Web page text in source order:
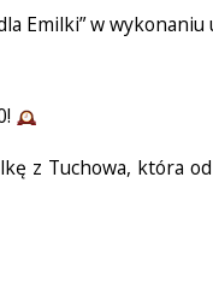
Emilki” w
z Tuchowa, która